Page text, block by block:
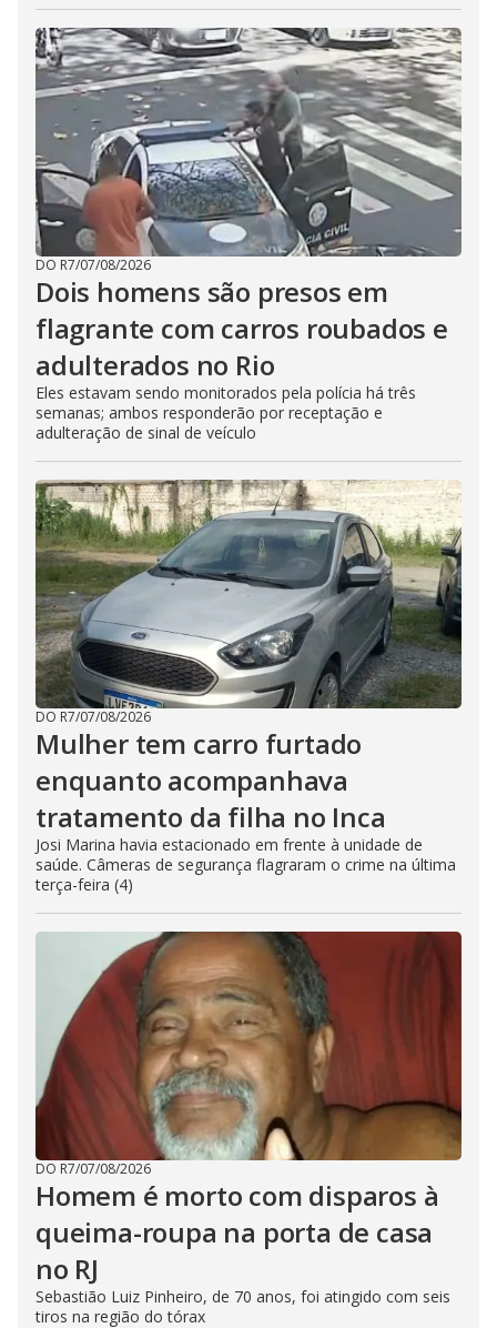
DO R7/07/08/2026
Dois homens são presos em
flagrante com carros roubados e
adulterados no Rio
Eles estavam sendo monitorados pela polícia há três
semanas; ambos responderão por receptação e
adulteração de sinal de veículo
DO R7/07/08/2026
Mulher tem carro furtado
enquanto acompanhava
tratamento da filha no Inca
Josi Marina havia estacionado em frente à unidade de
saúde. Câmeras de segurança flagraram o crime na última
terça-feira (4)
DO R7/07/08/2026
Homem é morto com disparos à
queima-roupa na porta de casa
no RJ
Sebastião Luiz Pinheiro, de 70 anos, foi atingido com seis
tiros na região do tórax